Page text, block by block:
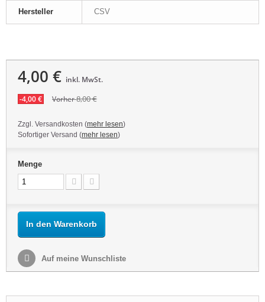
Hersteller CSV
4,00 € inkl. MwSt.
-4,00 €
Vorher8,00 €
Zzgl. Versandkosten (mehr lesen)
Sofortiger Versand (mehr lesen)
Menge
In den Warenkorb
Auf meine Wunschliste